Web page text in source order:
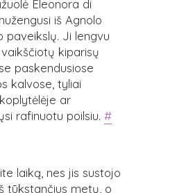
Eleonora di
iš Agnolo
paveikslų. Ji lengvu
vaikščiotų kiparisų
paskendusiose
kalvose, tyliai
ar
rafinuotu poilsiu. #
laiką, nes jis sustojo
tūkstančius metų, o